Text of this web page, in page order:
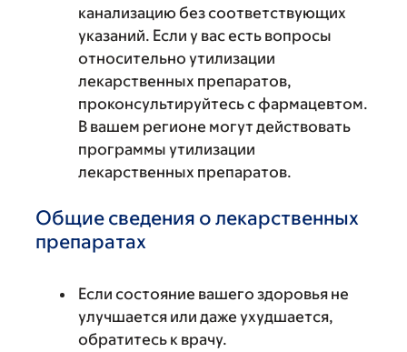
канализацию без соответствующих
указаний. Если у вас есть вопросы
относительно утилизации
лекарственных препаратов,
проконсультируйтесь с фармацевтом.
В вашем регионе могут действовать
программы утилизации
лекарственных препаратов.
Общие сведения о лекарственных
препаратах
Если состояние вашего здоровья не
улучшается или даже ухудшается,
обратитесь к врачу.